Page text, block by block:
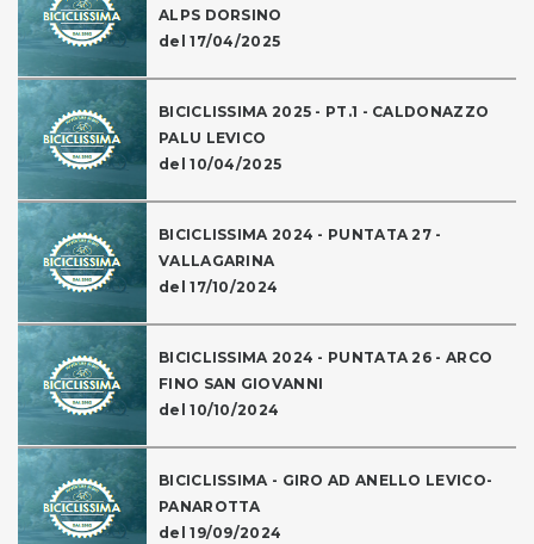
ALPS DORSINO
del 17/04/2025
BICICLISSIMA 2025 - PT.1 - CALDONAZZO
PALU LEVICO
del 10/04/2025
BICICLISSIMA 2024 - PUNTATA 27 -
VALLAGARINA
del 17/10/2024
BICICLISSIMA 2024 - PUNTATA 26 - ARCO
FINO SAN GIOVANNI
del 10/10/2024
BICICLISSIMA - GIRO AD ANELLO LEVICO-
PANAROTTA
del 19/09/2024